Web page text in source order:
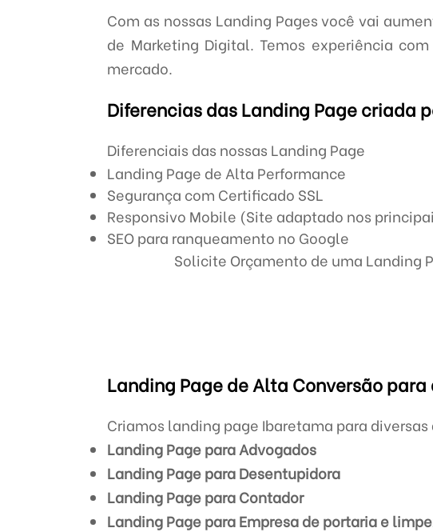
Com as nossas Landing Pages você vai
de Marketing Digital. Temos experiência
mercado.
Diferencias das Landing Page criada
Diferenciais das nossas Landing Page
Landing Page de Alta Performance
Segurança com Certificado SSL
Responsivo Mobile (Site adaptado nos
SEO para ranqueamento no Google
Solicite Orçamento de uma Landing
Landing Page de Alta Conversão
Criamos landing page Ibaretama para
Landing Page para Advogados
Landing Page para Desentupidora
Landing Page para Contador
Landing Page para Empresa de portaria e